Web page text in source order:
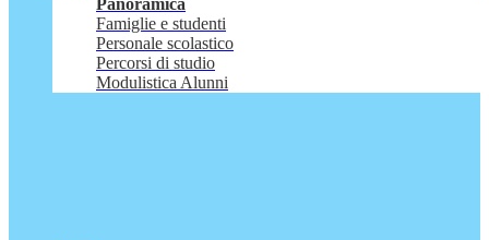
Panoramica
Famiglie e studenti
Personale scolastico
Percorsi di studio
Modulistica Alunni